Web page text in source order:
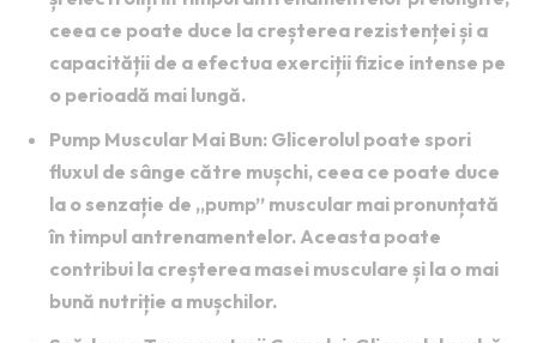
ceea ce poate duce la creșterea rezistenței și a
capacității de a efectua exerciții fizice intense pe
o perioadă mai lungă.
Pump Muscular Mai Bun: Glicerolul poate spori
fluxul de sânge către mușchi, ceea ce poate duce
la o senzație de „pump” muscular mai pronunțată
în timpul antrenamentelor. Aceasta poate
contribui la creșterea masei musculare și la o mai
bună nutriție a mușchilor.